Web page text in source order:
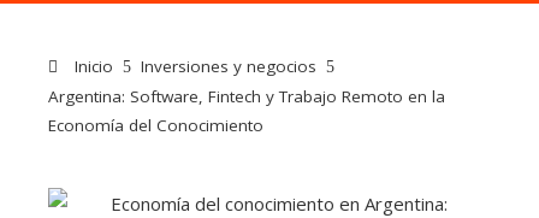
Inicio
Inversiones y negocios
Argentina: Software, Fintech y Trabajo Remoto en la
Economía del Conocimiento